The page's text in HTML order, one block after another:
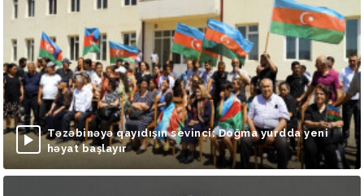
Təzəbinəyə qayıdışın sevinci: Doğma yurdda yeni
həyat başlayır